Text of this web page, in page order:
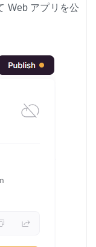
Web アプリを公